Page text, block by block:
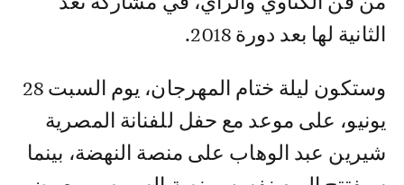
الثانية لها بعد دورة 2018.
وستكون ليلة ختام المهرجان، يوم السبت 28
يونيو، على موعد مع حفل للفنانة المصرية
شيرين عبد الوهاب على منصة النهضة، بينما